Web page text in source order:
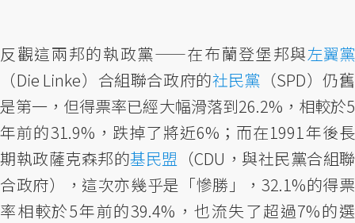
反觀這兩邦的執政黨——在布蘭登堡邦與左翼黨
（Die Linke）合組聯合政府的社民黨（SPD）仍舊
是第一，但得票率已經大幅滑落到26.2%，相較於5
年前的31.9%，跌掉了將近6%；而在1991年後長
期執政薩克森邦的基民盟 （CDU，與社民黨合組聯
合政府），這次亦幾乎是「慘勝」，32.1%的得票
率相較於5年前的39.4%，也流失了超過7%的選